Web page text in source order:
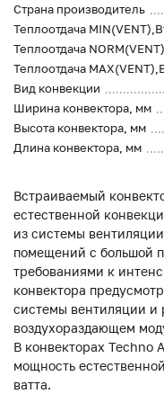
Страна производитель
Теплоотдача
Теплоотдача
Теплоотдача
Вид конвекции
Ширина конвектора, мм
Высота конвектора, мм
Длина конвектора, мм
Встраиваемый
естественной
из системы
помещений с большой
требованиями к
конвектора
системы вентиляции и
воздухораздающем
В конвекторах Techno
мощность
ватта.